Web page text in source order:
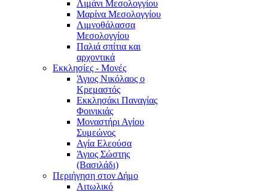
Λιμάνι Μεσολογγίου
Μαρίνα Μεσολογγίου
Λιμνοθάλασσα
Μεσολογγίου
Παλιά σπίτια και
αρχοντικά
Εκκλησίες - Μονές
Άγιος Νικόλαος ο
Κρεμαστός
Εκκλησάκι Παναγίας
Φοινικιάς
Μοναστήρι Αγίου
Συμεώνος
Αγία Ελεούσα
Άγιος Σώστης
(Βασιλάδι)
Περιήγηση στον Δήμο
Αιτωλικό